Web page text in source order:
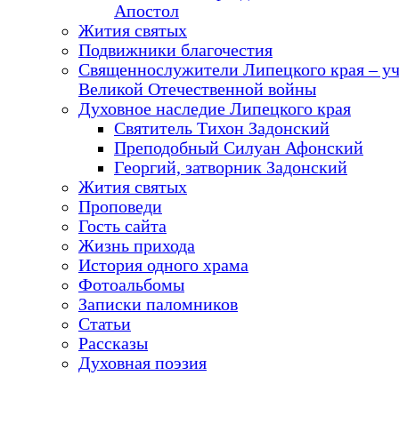
Апостол
Жития святых
Подвижники благочестия
Священнослужители Липецкого края –
Великой Отечественной войны
Духовное наследие Липецкого края
Святитель Тихон Задонский
Преподобный Силуан Афонский
Георгий, затворник Задонский
Жития святых
Проповеди
Гость сайта
Жизнь прихода
История одного храма
Фотоальбомы
Записки паломников
Статьи
Рассказы
Духовная поэзия